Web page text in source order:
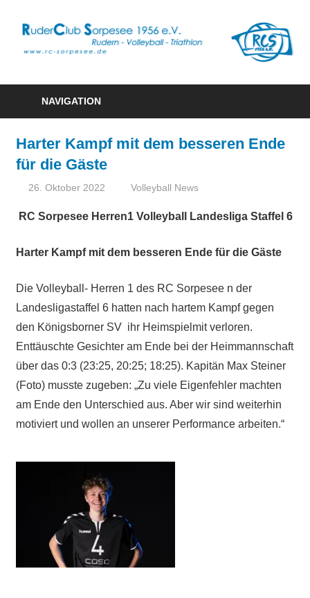
Triathlon
NAVIGATION
Harter Kampf mit dem besseren Ende
für die Gäste
26. Oktober 2022 Ute Schlecht
Volleyball News
RC Sorpesee Herren1 Volleyball Landesliga Staffel 6
Harter Kampf mit dem besseren Ende für die Gäste
Die Volleyball- Herren 1 des RC Sorpesee n der
Landesligastaffel 6 hatten nach hartem Kampf gegen
den Königsborner SV ihr Heimspielmit verloren.
Enttäuschte Gesichter am Ende bei der Heimmannschaft
über das 0:3 (23:25, 20:25; 18:25). Kapitän Max Steiner
(Foto) musste zugeben: „Zu viele Eigenfehler machten
am Ende den Unterschied aus. Aber wir sind weiterhin
motiviert und wollen an unserer Performance arbeiten.“